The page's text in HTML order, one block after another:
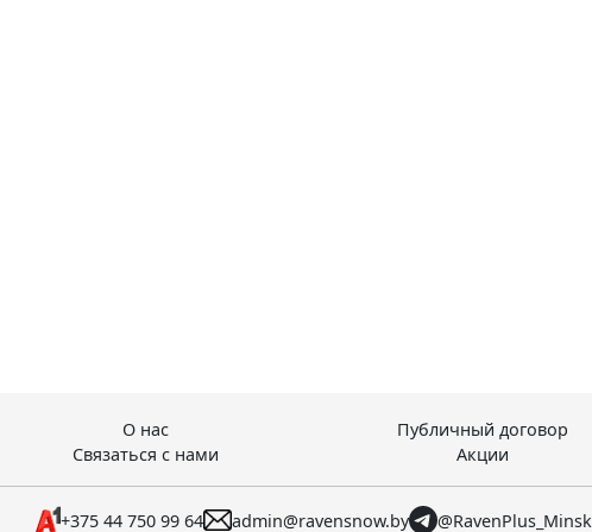
О нас Публичный договор
Связаться с нами Акции
+375 44 750 99 64 admin@ravensnow.by @RavenPlus_Minsk